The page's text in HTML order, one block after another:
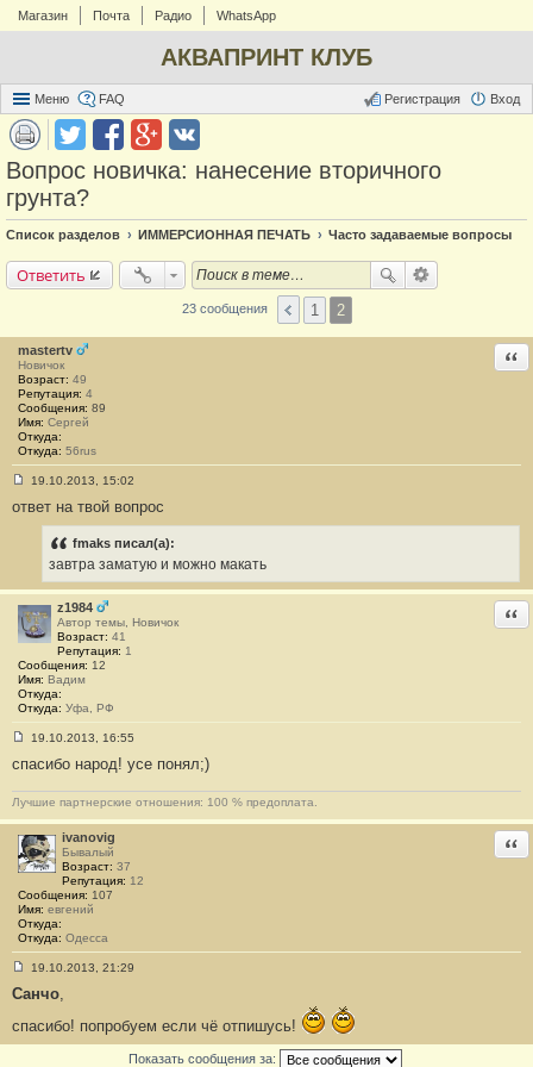
Магазин Почта Радио WhatsApp
АКВАПРИНТ КЛУБ
Меню FAQ Вход
Регистрация
Вопрос новичка: нанесение вторичного
грунта?
Список разделов ИММЕРСИОННАЯ ПЕЧАТЬ Часто задаваемые вопросы
Ответить
23 сообщения 1 2
mastertv
Новичок
Возраст: 49
Репутация: 4
Сообщения: 89
Имя: Сергей
Откуда:
Откуда: 56rus
о
и
е
#
2
19.10.2013, 15:02
ответ на твой вопрос
fmaks писал(а):
завтра заматую и можно макать
z1984
Автор темы, Новичок
Возраст: 41
Репутация: 1
Сообщения: 12
Имя: Вадим
Откуда:
Откуда: Уфа, РФ
о
б
щ
е
н
и
е
#
2
2
19.10.2013, 16:55
спасибо народ! усе понял;)
Лучшие партнерские отношения: 100 % предоплата.
ivanovig
Бывалый
Возраст: 37
Репутация: 12
Сообщения: 107
Имя: евгений
Откуда:
Откуда: Одесса
о
б
щ
19.10.2013, 21:29
Санчо,
спасибо! попробуем если чё отпишусь!
Показать сообщения за: